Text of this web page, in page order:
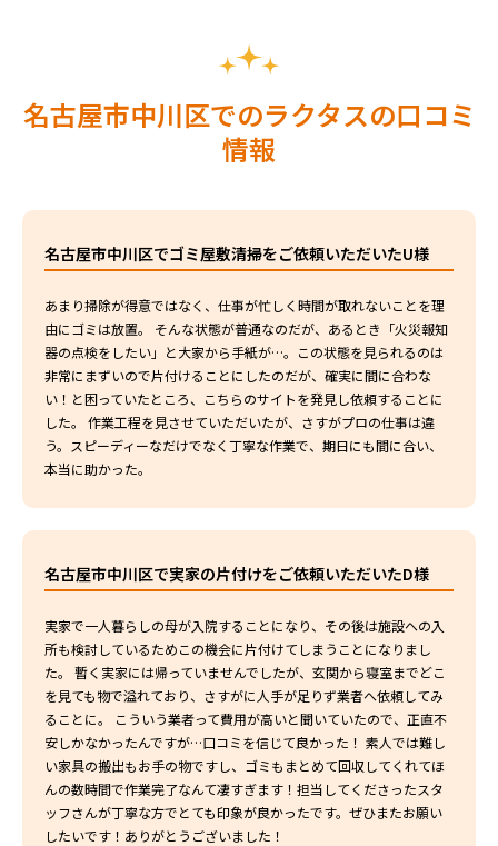
名古屋市中川区でのラクタスの口コミ
情報
名古屋市中川区でゴミ屋敷清掃をご依頼いただいたU様
あまり掃除が得意ではなく、仕事が忙しく時間が取れないことを理
由にゴミは放置。 そんな状態が普通なのだが、あるとき「火災報知
器の点検をしたい」と大家から手紙が…。この状態を見られるのは
非常にまずいので片付けることにしたのだが、確実に間に合わな
い！と困っていたところ、こちらのサイトを発見し依頼することに
した。 作業工程を見させていただいたが、さすがプロの仕事は違
う。スピーディーなだけでなく丁寧な作業で、期日にも間に合い、
本当に助かった。
名古屋市中川区で実家の片付けをご依頼いただいたD様
実家で一人暮らしの母が入院することになり、その後は施設への入
所も検討しているためこの機会に片付けてしまうことになりまし
た。 暫く実家には帰っていませんでしたが、玄関から寝室までどこ
を見ても物で溢れており、さすがに人手が足りず業者へ依頼してみ
ることに。 こういう業者って費用が高いと聞いていたので、正直不
安しかなかったんですが…口コミを信じて良かった！ 素人では難し
い家具の搬出もお手の物ですし、ゴミもまとめて回収してくれてほ
んの数時間で作業完了なんて凄すぎます！担当してくださったスタ
ッフさんが丁寧な方でとても印象が良かったです。ぜひまたお願い
したいです！ありがとうございました！